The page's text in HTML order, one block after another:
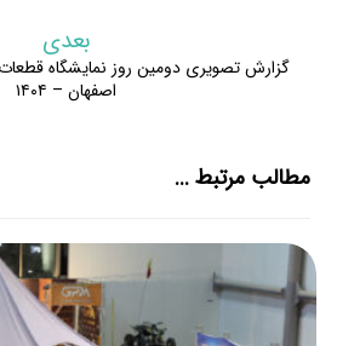
بعدی
گزارش تصویری دومین روز نمایشگاه
اصفهان – ۱۴۰۴
مطالب مرتبط ...